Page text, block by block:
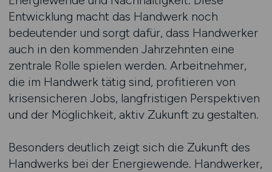
Entwicklung macht das Handwerk noch
bedeutender und sorgt dafür, dass Handwerker
auch in den kommenden Jahrzehnten eine
zentrale Rolle spielen werden. Arbeitnehmer,
die im Handwerk tätig sind, profitieren von
krisensicheren Jobs, langfristigen Perspektiven
und der Möglichkeit, aktiv Zukunft zu gestalten.
Besonders deutlich zeigt sich die Zukunft des
Handwerks bei der Energiewende. Handwerker,